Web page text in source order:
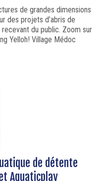
de grandes dimensions
des projets d’abris de
du public. Zoom sur
Yelloh! Village Médoc
de détente
Aquaticplay